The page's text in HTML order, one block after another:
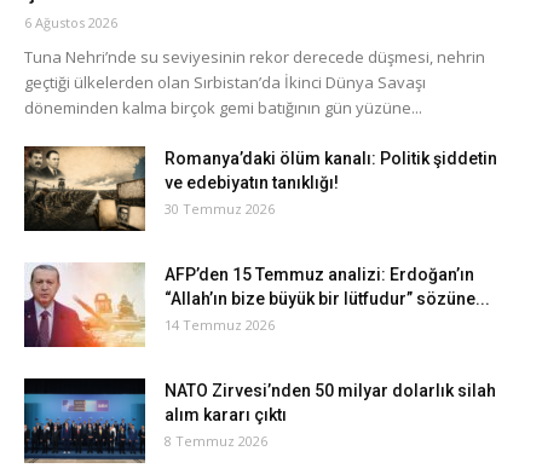
6 Ağustos 2026
Tuna Nehri’nde su seviyesinin rekor derecede düşmesi, nehrin
geçtiği ülkelerden olan Sırbistan’da İkinci Dünya Savaşı
döneminden kalma birçok gemi batığının gün yüzüne...
Romanya’daki ölüm kanalı: Politik şiddetin
ve edebiyatın tanıklığı!
30 Temmuz 2026
AFP’den 15 Temmuz analizi: Erdoğan’ın
“Allah’ın bize büyük bir lütfudur” sözüne...
14 Temmuz 2026
NATO Zirvesi’nden 50 milyar dolarlık silah
alım kararı çıktı
8 Temmuz 2026